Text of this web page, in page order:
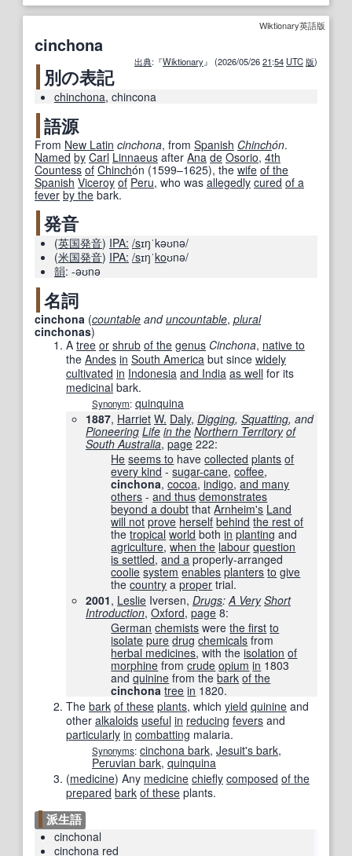
Wiktionary英語版
cinchona
出典:『Wiktionary』 (2026/05/2621:54 UTC 版)
別の表記
chinchona, chincona
語源
From New Latin cinchona, from Spanish Chinchón.
Named by Carl Linnaeus after Ana de Osorio, 4th
Countess of Chinchón (1599–1625), the wife of the
Spanish Viceroy of Peru, who was allegedly cured of a
fever by the bark.
発音
(英国発音) IPA: /sɪŋˈkəʊnə/
(米国発音) IPA: /sɪŋˈkoʊnə/
韻: -əʊnə
名詞
cinchona (countable anduncountable, plural
cinchonas)
A tree or shrub of the genus Cinchona, native to
the Andes in South America but since widely
cultivated in Indonesia and India as well for its
medicinal bark.
Synonym: quinquina
1887, Harriet W. Daly, Digging, Squatting, and
Pioneering Life in the Northern Territory of
South Australia, page 222:
He seems to havecollected plants of
every kind -sugar-cane,coffee,
cinchona,cocoa,indigo,and many
others -and thus demonstrates
beyond a doubt thatArnheim's Land
will not prove herself behind the rest of
thetropical world bothin planting and
agriculture,when the labour question
is settled,and a properly-arranged
coolie system enables planters to give
thecountry aproper trial.
2001, Leslie Iversen, Drugs:A Very Short
Introduction, Oxford, page 8:
German chemists werethe first to
isolate pure drug chemicals from
herbal medicines, with theisolation of
morphine fromcrude opium in 1803
andquinine from thebark of the
cinchona tree in 1820.
The bark of these plants, which yield quinine and
other alkaloids useful in reducing fevers and
particularly in combatting malaria.
Synonyms: cinchona bark, Jesuit's bark,
Peruvian bark, quinquina
(medicine) Any medicine chiefly composed of the
prepared bark of these plants.
派生語
cinchonal
cinchona red